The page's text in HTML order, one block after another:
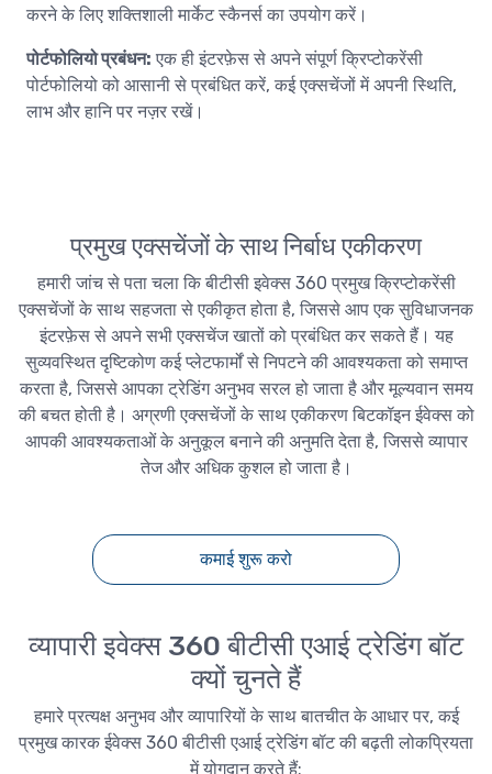
करने के लिए शक्तिशाली मार्केट स्कैनर्स का उपयोग करें।
पोर्टफोलियो प्रबंधन: एक ही इंटरफ़ेस से अपने संपूर्ण क्रिप्टोकरेंसी
पोर्टफोलियो को आसानी से प्रबंधित करें, कई एक्सचेंजों में अपनी स्थिति,
लाभ और हानि पर नज़र रखें।
प्रमुख एक्सचेंजों के साथ निर्बाध एकीकरण
हमारी जांच से पता चला कि बीटीसी इवेक्स 360 प्रमुख क्रिप्टोकरेंसी
एक्सचेंजों के साथ सहजता से एकीकृत होता है, जिससे आप एक सुविधाजनक
इंटरफ़ेस से अपने सभी एक्सचेंज खातों को प्रबंधित कर सकते हैं। यह
सुव्यवस्थित दृष्टिकोण कई प्लेटफार्मों से निपटने की आवश्यकता को समाप्त
करता है, जिससे आपका ट्रेडिंग अनुभव सरल हो जाता है और मूल्यवान समय
की बचत होती है। अग्रणी एक्सचेंजों के साथ एकीकरण बिटकॉइन ईवेक्स को
आपकी आवश्यकताओं के अनुकूल बनाने की अनुमति देता है, जिससे व्यापार
तेज और अधिक कुशल हो जाता है।
कमाई शुरू करो
व्यापारी इवेक्स 360 बीटीसी एआई ट्रेडिंग बॉट
क्यों चुनते हैं
हमारे प्रत्यक्ष अनुभव और व्यापारियों के साथ बातचीत के आधार पर, कई
प्रमुख कारक ईवेक्स 360 बीटीसी एआई ट्रेडिंग बॉट की बढ़ती लोकप्रियता
में योगदान करते हैं: